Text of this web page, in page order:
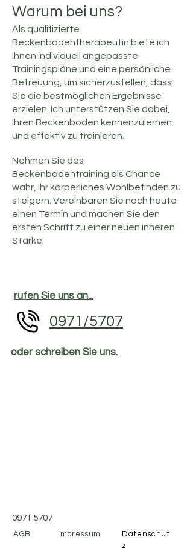
Warum bei uns?
Als qualifizierte
Beckenbodentherapeutin biete ich
Ihnen individuell angepasste
Trainingspläne und eine persönliche
Betreuung, um sicherzustellen, dass
Sie die bestmöglichen Ergebnisse
erzielen. Ich unterstützen Sie dabei,
Ihren Beckenboden kennenzulernen
und effektiv zu trainieren.
Nehmen Sie das
Beckenbodentraining als Chance
wahr, Ihr körperliches Wohlbefinden zu
steigern. Vereinbaren Sie noch heute
einen Termin und machen Sie den
ersten Schritt zu einer neuen inneren
Stärke.
rufen Sie uns an...
0971/5707
oder schreiben Sie uns.
0971 5707
AGB Impressum
Datenschut
z